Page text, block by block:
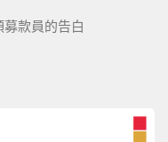
款員的告白